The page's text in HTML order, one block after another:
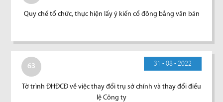
Quy chế tổ chức, thực hiện lấy ý kiến cổ đông bằng văn bản
63 31 - 08 - 2022
Tờ trình ĐHĐCĐ về việc thay đổi trụ sở chính và thay đổi điều
lệ Công ty